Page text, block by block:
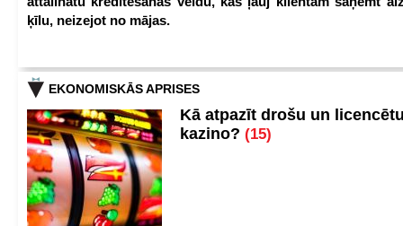
ķīlu, neizejot no mājas.
EKONOMISKĀS APRISES
Kā atpazīt drošu un
kazino? (15)